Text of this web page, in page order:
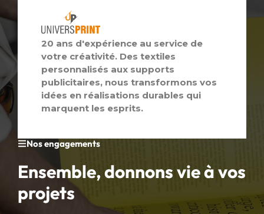
Nos engagements
Ensemble, donnons vie à vos
projets
20 ans d'expérience au service de
votre créativité. Des textiles
personnalisés aux supports
publicitaires, nous transformons vos
idées en réalisations durables qui
marquent les esprits.